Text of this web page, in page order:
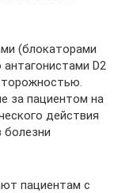
(блокаторами
D2
за пациентом на
действия
болезни
пациентам с